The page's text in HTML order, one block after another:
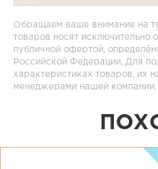
Обращаем ваше внимание на
товаров носят исключительно
публичной офертой,
Российской Федерации. Для
характеристиках товаров, их
менеджерами нашей компании.